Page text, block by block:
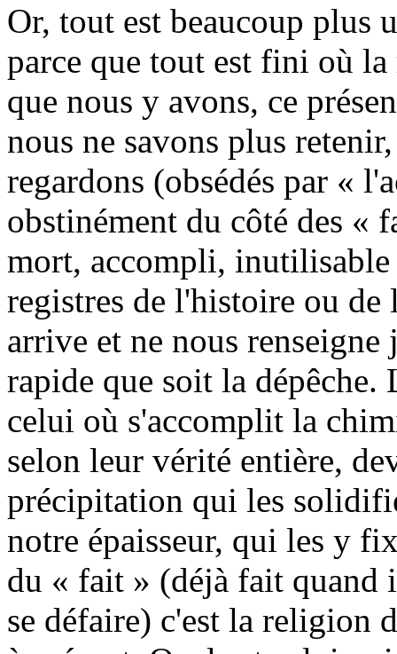
Or, tout est beaucoup plus
parce que tout est fini où
que nous y avons, ce
nous ne savons plus
regardons (obsédés par «
obstinément du côté des «
mort, accompli, inutilisable
registres de l'histoire ou
arrive et ne nous renseigne
rapide que soit la
celui où s'accomplit la
selon leur vérité entière,
précipitation qui les
notre épaisseur, qui les y
du « fait » (déjà fait quand
se défaire) c'est la religion